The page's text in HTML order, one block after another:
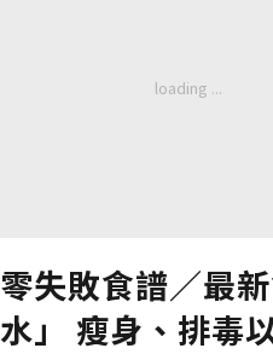
零失敗食譜／最
水」 瘦身、排毒